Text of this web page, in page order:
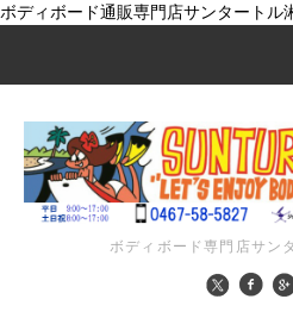
ボディボード通販専門店サンタートル
ボディボード専門店サン